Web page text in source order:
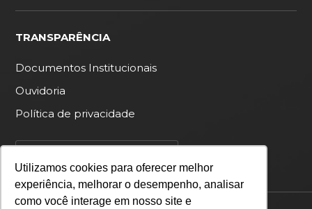
Utilizamos cookies para oferecer melhor
experiência, melhorar o desempenho, analisar
como você interage em nosso site e
TRANSPARÊNCIA
Documentos Institucionais
Ouvidoria
Política de privacidade